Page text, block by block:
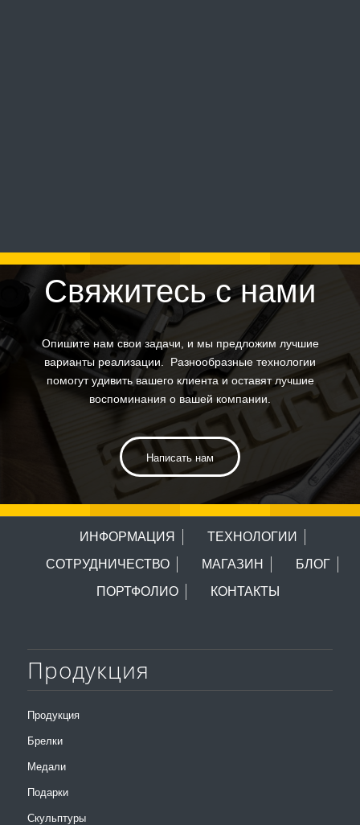
Свяжитесь с нами
Опишите нам свои задачи, и мы предложим лучшие
варианты реализации. Разнообразные технологии
помогут удивить вашего клиента и оставят лучшие
воспоминания о вашей компании.
Написать нам
ИНФОРМАЦИЯ
ТЕХНОЛОГИИ
СОТРУДНИЧЕСТВО
МАГАЗИН
БЛОГ
ПОРТФОЛИО
КОНТАКТЫ
Продукция
Продукция
Брелки
Медали
Подарки
Скульптуры